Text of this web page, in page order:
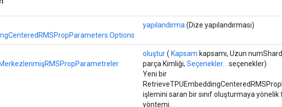
yapılandırma (Dize yapılandırması)
oluştur( Kapsam kapsamı, Uzun
parça Kimliği, Seçenekler...
seçenekler)
Yeni bir
işlemini saran bir sınıf oluşturmaya yönelik
yöntemi.